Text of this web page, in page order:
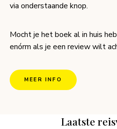
via onderstaande knop.
Mocht je het boek al in huis
enórm als je een review wilt
MEER INFO
Laatste